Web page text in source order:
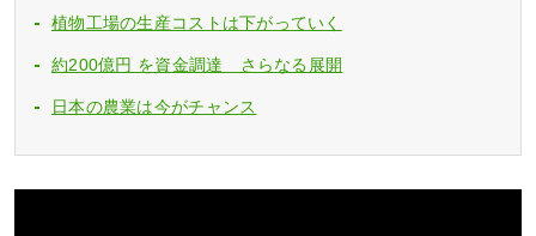
植物工場の生産コストは下がっていく
約200億円 を資金調達 さらなる展開
日本の農業は今がチャンス